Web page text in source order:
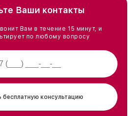
Ваши контакты
Вам в течение 15 минут, и
по любому вопросу
бесплатную консультацию